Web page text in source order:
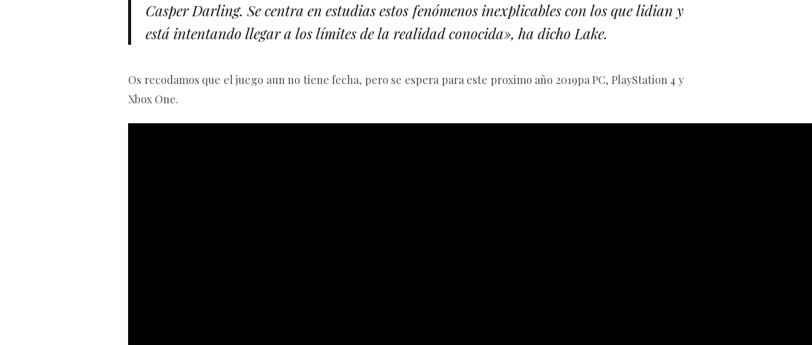
Casper Darling. Se centra en estudias estos fenómenos inexplicables con los que lidian y
está intentando llegar a los límites de la realidad conocida», ha dicho Lake.
Os recodamos que el juego aun no tiene fecha, pero se espera para este proximo año 2019pa PC, PlayStation 4 y
Xbox One.